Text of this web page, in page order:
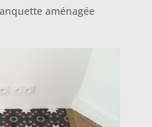
aménagée